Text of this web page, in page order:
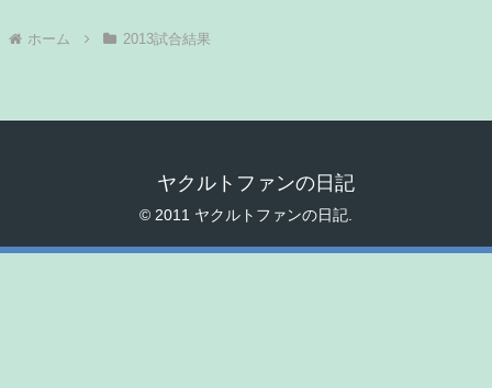
ホーム 2013試合結果
ヤクルトファンの日記
© 2011 ヤクルトファンの日記.